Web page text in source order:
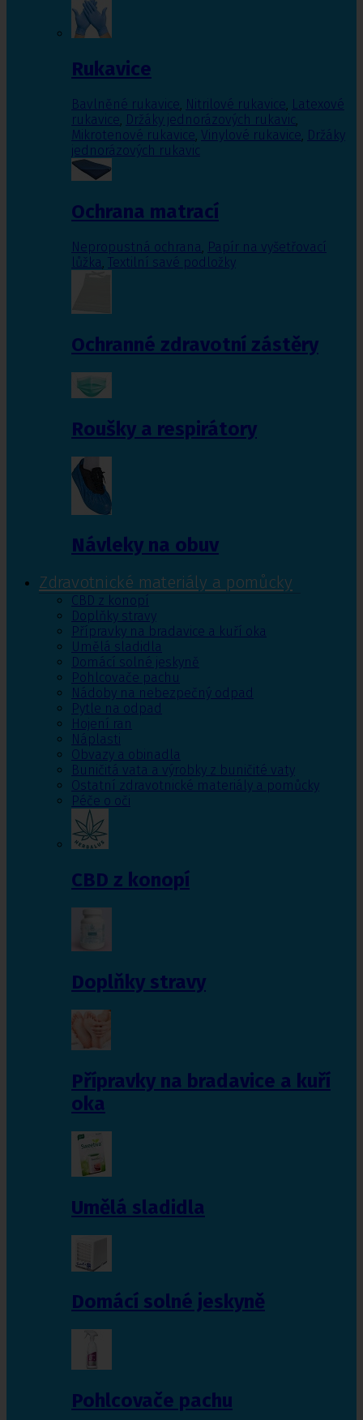
Rukavice
Bavlněné rukavice, Nitrilové rukavice, Latexové
rukavice, Držáky jednorázových rukavic,
Mikrotenové rukavice, Vinylové rukavice, Držáky
jednorázových rukavic
Ochrana matrací
Nepropustná ochrana, Papír na vyšetřovací
lůžka, Textilní savé podložky
Ochranné zdravotní zástěry
Roušky a respirátory
Návleky na obuv
Zdravotnické materiály a pomůcky
CBD z konopí
Doplňky stravy
Přípravky na bradavice a kuří oka
Umělá sladidla
Domácí solné jeskyně
Pohlcovače pachu
Nádoby na nebezpečný odpad
Pytle na odpad
Hojení ran
Náplasti
Obvazy a obinadla
Buničitá vata a výrobky z buničité vaty
Ostatní zdravotnické materiály a pomůcky
Péče o oči
CBD z konopí
Doplňky stravy
Přípravky na bradavice a kuří
oka
Umělá sladidla
Domácí solné jeskyně
Pohlcovače pachu